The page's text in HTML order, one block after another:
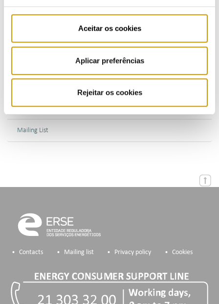
Aceitar os cookies
Aplicar preferências
Rejeitar os cookies
Multimedia
Calendar
Mailing List
Contacts Mailing list Privacy policy Cookies